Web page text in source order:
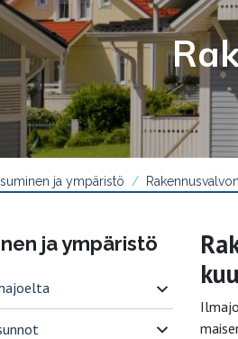
ja ympäristö
ja ympäristö